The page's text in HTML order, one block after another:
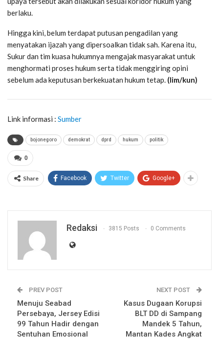
berlaku.
Hingga kini, belum terdapat putusan pengadilan yang
menyatakan ijazah yang dipersoalkan tidak sah. Karena itu,
Sukur dan tim kuasa hukumnya mengajak masyarakat untuk
menghormati proses hukum serta tidak menggiring opini
sebelum ada keputusan berkekuatan hukum tetap. (lim/kun)
Link informasi : Sumber
bojonegoro demokrat dprd hukum politik
0
Share Facebook Twitter Google+
Redaksi 3815 Posts 0 Comments
PREV POST
Menuju Seabad
Persebaya, Jersey Edisi
99 Tahun Hadir dengan
Sentuhan Emosional
NEXT POST
Kasus Dugaan Korupsi
BLT DD di Sampang
Mandek 5 Tahun,
Mantan Kades Angkat